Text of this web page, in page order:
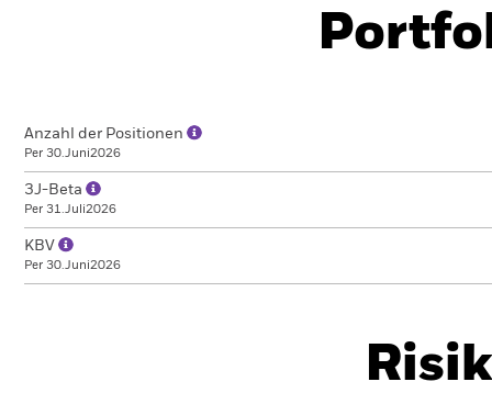
Anzahl der Positionen
Per 30.Juni2026
3J-Beta
Per 31.Juli2026
KBV
Per 30.Juni2026